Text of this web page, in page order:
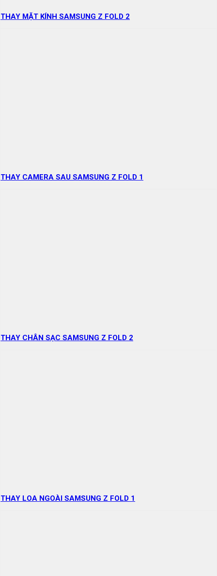
THAY MẶT KÍNH SAMSUNG Z FOLD 2
THAY CAMERA SAU SAMSUNG Z FOLD 1
THAY CHÂN SẠC SAMSUNG Z FOLD 2
THAY LOA NGOÀI SAMSUNG Z FOLD 1